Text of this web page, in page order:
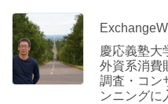
慶応義塾大
外資系消費
調査・コン
ンニングに